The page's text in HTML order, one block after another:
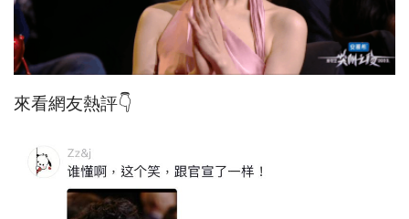
來看網友熱評👇